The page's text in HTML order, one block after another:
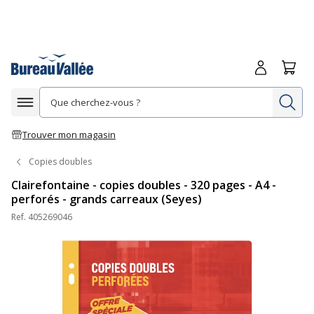
Afficher la navigation
Trouver mon magasin
Me
Copies doubles
Clairefontaine - copies doubles - 320 pages - A4 -
perforés - grands carreaux (Seyes)
Ref. 405269046